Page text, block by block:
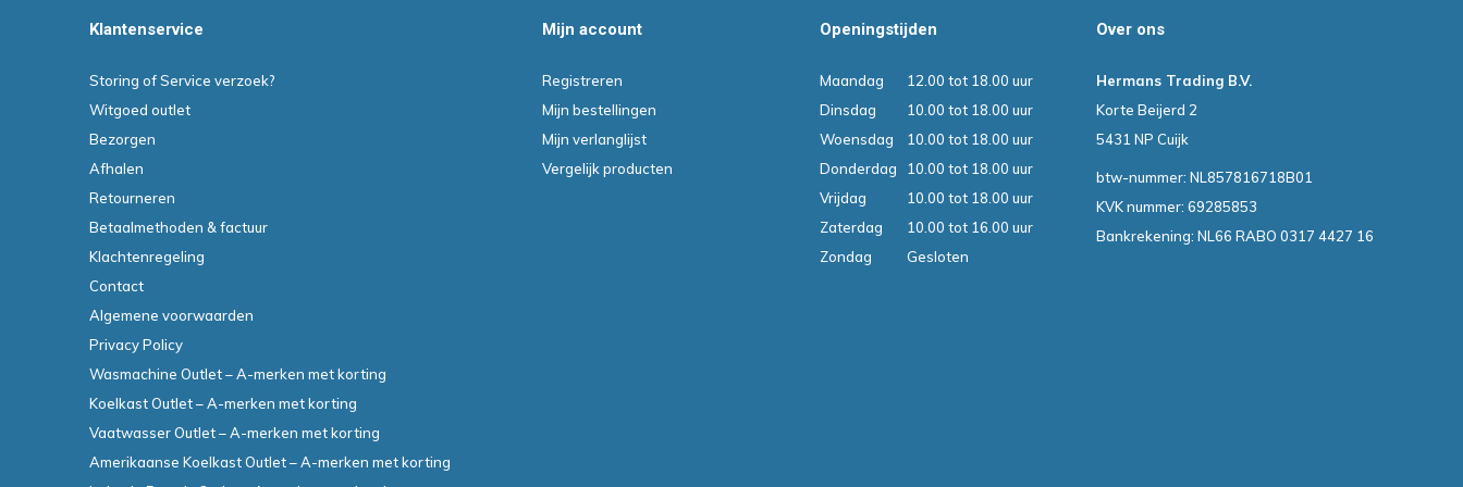
Klantenservice
Storing of Service verzoek?
Witgoed outlet
Bezorgen
Afhalen
Retourneren
Betaalmethoden & factuur
Klachtenregeling
Contact
Algemene voorwaarden
Privacy Policy
Wasmachine Outlet – A-merken met korting
Koelkast Outlet – A-merken met korting
Vaatwasser Outlet – A-merken met korting
Amerikaanse Koelkast Outlet – A-merken met korting
Mijn account
Registreren
Mijn bestellingen
Mijn verlanglijst
Vergelijk producten
Openingstijden
Maandag
12.00 tot 18.00 uur
Dinsdag
10.00 tot 18.00 uur
Woensdag
10.00 tot 18.00 uur
Donderdag
10.00 tot 18.00 uur
Vrijdag
10.00 tot 18.00 uur
Zaterdag
10.00 tot 16.00 uur
Zondag
Gesloten
Over ons
Hermans Trading B.V.
Korte Beijerd 2
5431 NP Cuijk
btw-nummer: NL857816718B01
KVK nummer: 69285853
Bankrekening: NL66 RABO 0317 4427 16